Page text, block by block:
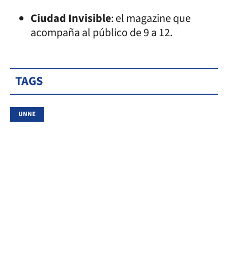
Ciudad Invisible: el magazine que
acompaña al público de 9 a 12.
TAGS
UNNE